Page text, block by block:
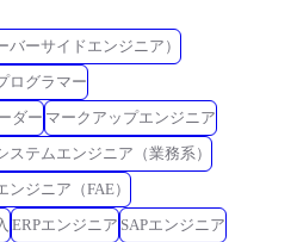
ーサイドエンジニア）
ログラマー
ダー マークアップエンジニア
ステムエンジニア（業務系）
ジニア（FAE）
ERPエンジニア SAPエンジニア